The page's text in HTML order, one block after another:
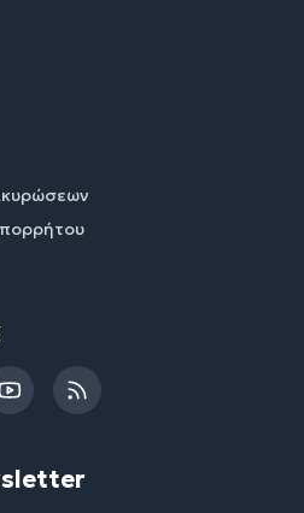
YouTubeRSS